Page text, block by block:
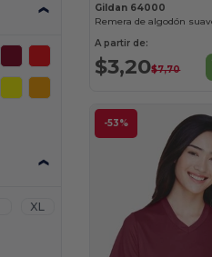
XL
Gildan 64000
Remera de algodón
A partir de:
$3,20$7,70
-53%